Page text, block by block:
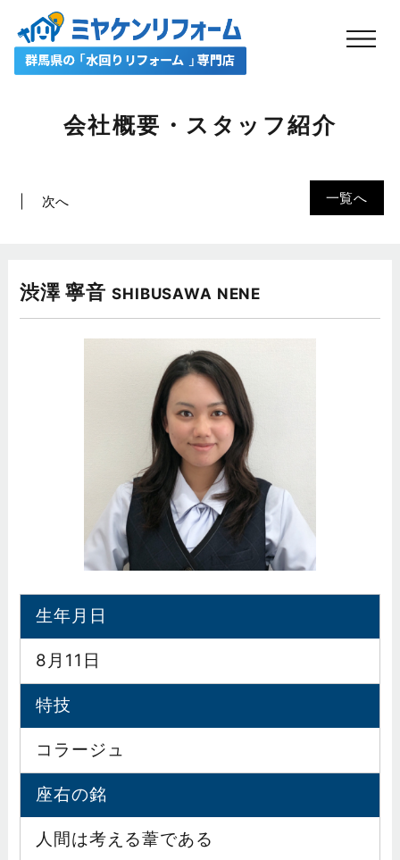
会社概要・スタッフ紹介
一覧へ
次へ
渋澤 寧音SHIBUSAWA NENE
生年月日
8月11日
特技
コラージュ
座右の銘
人間は考える葦である